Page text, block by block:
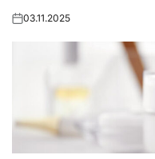
Posted
03.11.2025